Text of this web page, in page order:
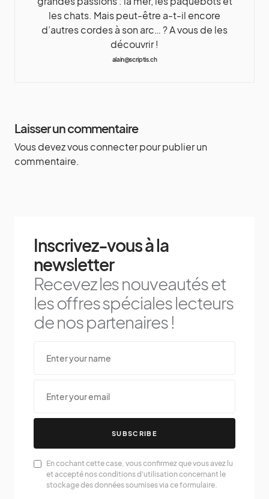
les chats. Mais peut-être a-t-il encore
d’autres cordes à son arc… ? A vous de les
découvrir !
alain@scriptis.ch
Laisser un commentaire
Vous devezvous connecterpour publier un
commentaire.
Inscrivez-vous à la
newsletter
Recevez les nouveautés et
les offres spéciales lecteurs
de nos partenaires !
SUBSCRIBE
En cochant cette case, vous confirmez que vous avez lu
et accepté nos conditions d'utilisation concernant le
stockage des données soumises via ce formulaire.